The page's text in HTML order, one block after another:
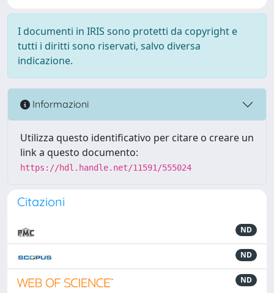
I documenti in IRIS sono protetti da copyright e
tutti i diritti sono riservati, salvo diversa
indicazione.
Informazioni
Utilizza questo identificativo per citare o creare un
link a questo documento:
https://hdl.handle.net/11591/555024
Citazioni
ND
ND
ND